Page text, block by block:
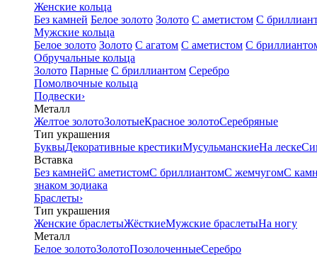
Женские кольца
Без камней Белое золото Золото С аметистом С
Мужские кольца
Белое золото Золото С агатом С аметистом С
Обручальные кольца
Золото Парные С бриллиантом Серебро
Помолвочные кольца
Подвески›
Металл
Желтое золотоЗолотыеКрасное золотоСеребряные
Тип украшения
БуквыДекоративные крестикиМусульманскиеНа леске
Вставка
Без камнейС аметистомС бриллиантомС жемчугомС
знаком зодиака
Браслеты›
Тип украшения
Женские браслетыЖёсткиеМужские браслетыНа ногу
Металл
Белое золотоЗолотоПозолоченныеСеребро